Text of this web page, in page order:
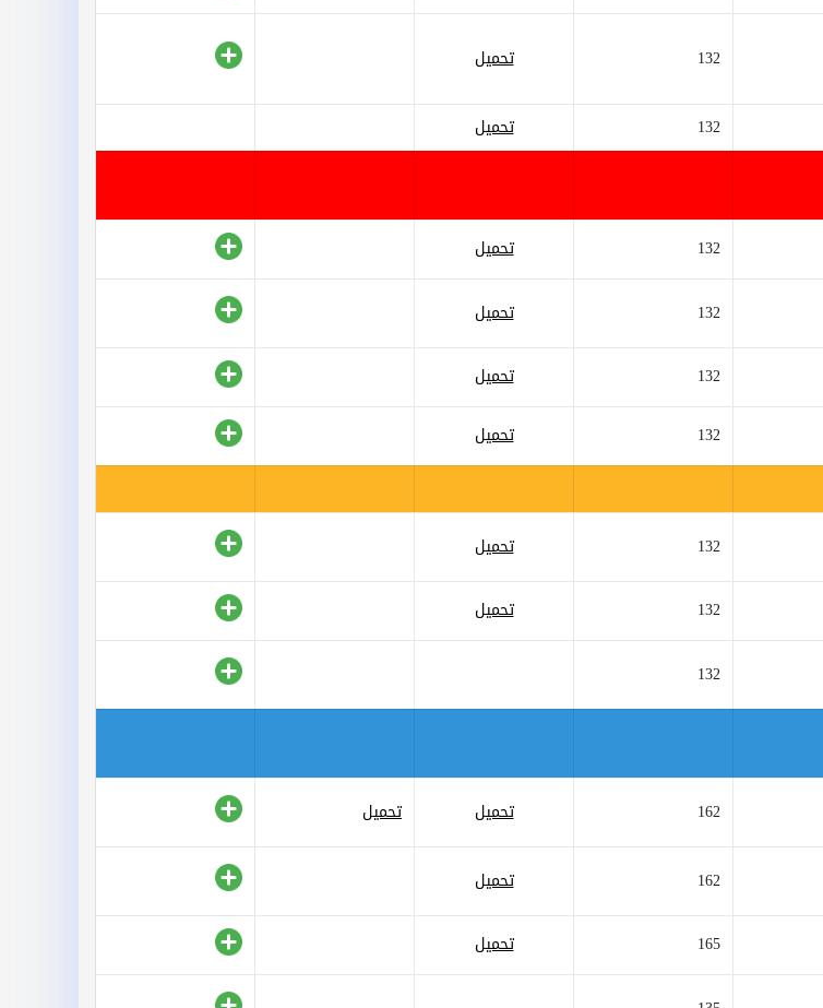
132 تحميل
132
تحميل
132
تحميل
132 تحميل
132
تحميل
132
تحميل
132 تحميل
132
تحميل
132
162 تحميل
تحميل
162 تحميل
165
تحميل